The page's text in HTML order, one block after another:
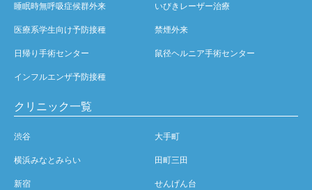
睡眠時無呼吸症候群外来 いびきレーザー治療
医療系学生向け予防接種 禁煙外来
日帰り手術センター 鼠径ヘルニア手術センター
インフルエンザ予防接種
クリニック一覧
渋谷 大手町
横浜みなとみらい 田町三田
新宿 せんげん台